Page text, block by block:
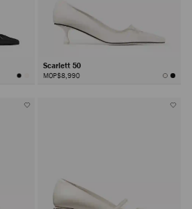
Scarlett 50
MOP$8,990